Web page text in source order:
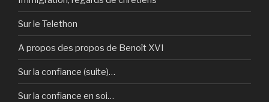
Sur le Telethon
A propos des propos de Benoît XVI
Sur la confiance (suite)…
Sur la confiance en soi…